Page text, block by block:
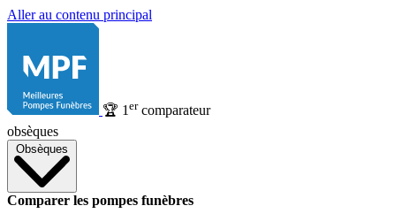
Aller au contenu principal
🏆 1 ercomparateur
obsèques
Obsèques
Comparer les pompes funèbres